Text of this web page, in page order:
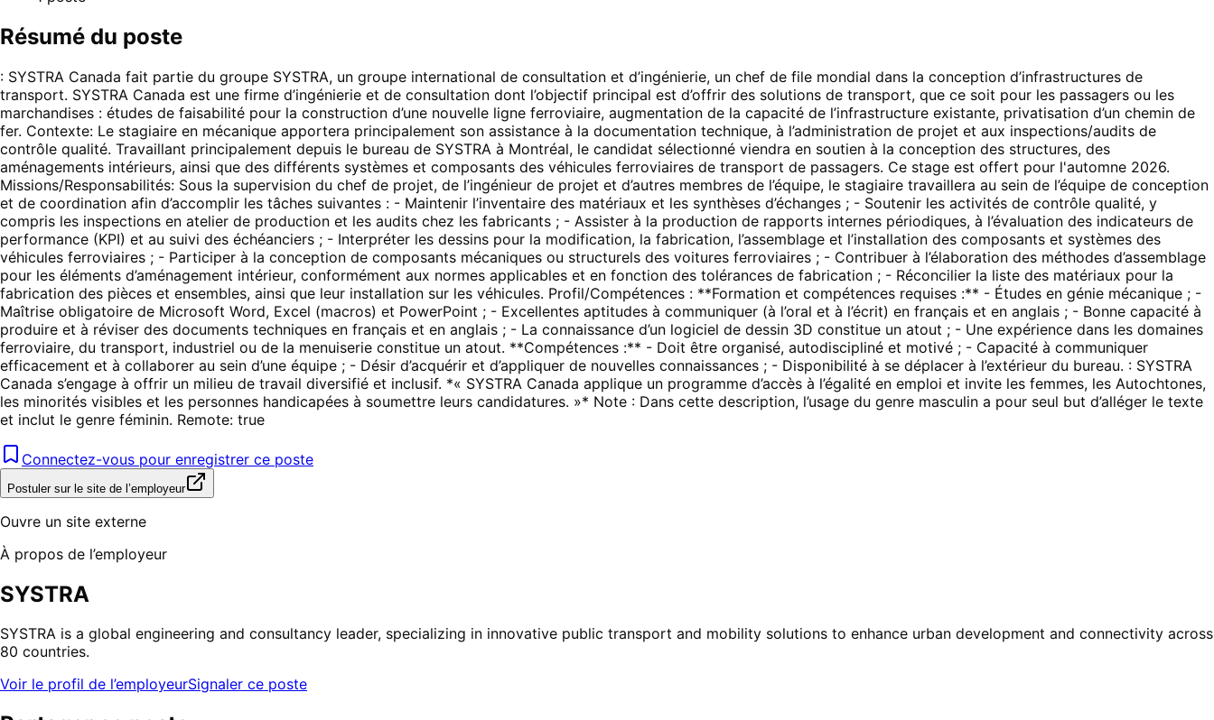
Résumé du poste
: SYSTRA Canada fait partie du groupe SYSTRA, un groupe international de consultation et d’ingénierie, un chef de file mondial dans la conception d’infrastructures de
transport. SYSTRA Canada est une firme d’ingénierie et de consultation dont l’objectif principal est d’offrir des solutions de transport, que ce soit pour les passagers ou les
marchandises : études de faisabilité pour la construction d’une nouvelle ligne ferroviaire, augmentation de la capacité de l’infrastructure existante, privatisation d’un chemin de
fer. Contexte: Le stagiaire en mécanique apportera principalement son assistance à la documentation technique, à l’administration de projet et aux inspections/audits de
contrôle qualité. Travaillant principalement depuis le bureau de SYSTRA à Montréal, le candidat sélectionné viendra en soutien à la conception des structures, des
aménagements intérieurs, ainsi que des différents systèmes et composants des véhicules ferroviaires de transport de passagers. Ce stage est offert pour l'automne 2026.
Missions/Responsabilités: Sous la supervision du chef de projet, de l’ingénieur de projet et d’autres membres de l’équipe, le stagiaire travaillera au sein de l’équipe de conception
et de coordination afin d’accomplir les tâches suivantes : - Maintenir l’inventaire des matériaux et les synthèses d’échanges ; - Soutenir les activités de contrôle qualité, y
compris les inspections en atelier de production et les audits chez les fabricants ; - Assister à la production de rapports internes périodiques, à l’évaluation des indicateurs de
performance (KPI) et au suivi des échéanciers ; - Interpréter les dessins pour la modification, la fabrication, l’assemblage et l’installation des composants et systèmes des
véhicules ferroviaires ; - Participer à la conception de composants mécaniques ou structurels des voitures ferroviaires ; - Contribuer à l’élaboration des méthodes d’assemblage
pour les éléments d’aménagement intérieur, conformément aux normes applicables et en fonction des tolérances de fabrication ; - Réconcilier la liste des matériaux pour la
fabrication des pièces et ensembles, ainsi que leur installation sur les véhicules. Profil/Compétences : **Formation et compétences requises :** - Études en génie mécanique ; -
Maîtrise obligatoire de Microsoft Word, Excel (macros) et PowerPoint ; - Excellentes aptitudes à communiquer (à l’oral et à l’écrit) en français et en anglais ; - Bonne capacité à
produire et à réviser des documents techniques en français et en anglais ; - La connaissance d’un logiciel de dessin 3D constitue un atout ; - Une expérience dans les domaines
ferroviaire, du transport, industriel ou de la menuiserie constitue un atout. **Compétences :** - Doit être organisé, autodiscipliné et motivé ; - Capacité à communiquer
efficacement et à collaborer au sein d’une équipe ; - Désir d’acquérir et d’appliquer de nouvelles connaissances ; - Disponibilité à se déplacer à l’extérieur du bureau. : SYSTRA
Canada s’engage à offrir un milieu de travail diversifié et inclusif. *« SYSTRA Canada applique un programme d’accès à l’égalité en emploi et invite les femmes, les Autochtones,
les minorités visibles et les personnes handicapées à soumettre leurs candidatures. »* Note : Dans cette description, l’usage du genre masculin a pour seul but d’alléger le texte
et inclut le genre féminin. Remote: true
Connectez-vous pour enregistrer ce poste
Postuler sur le site de l’employeur
Ouvre un site externe
À propos de l’employeur
SYSTRA
SYSTRA is a global engineering and consultancy leader, specializing in innovative public transport and mobility solutions to enhance urban development and connectivity across
80 countries.
Voir le profil de l’employeurSignaler ce poste